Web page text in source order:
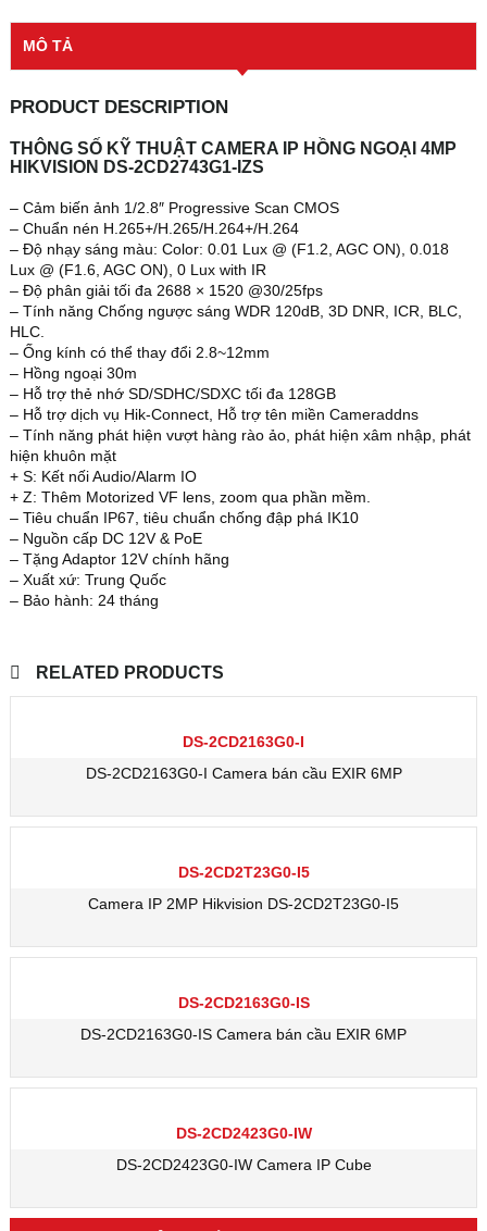
MÔ TẢ
PRODUCT DESCRIPTION
THÔNG SỐ KỸ THUẬT CAMERA IP HỒNG NGOẠI 4MP
HIKVISION DS-2CD2743G1-IZS
– Cảm biến ảnh 1/2.8″ Progressive Scan CMOS
– Chuẩn nén H.265+/H.265/H.264+/H.264
– Độ nhạy sáng màu: Color: 0.01 Lux @ (F1.2, AGC ON), 0.018
Lux @ (F1.6, AGC ON), 0 Lux with IR
– Độ phân giải tối đa 2688 × 1520 @30/25fps
– Tính năng Chống ngược sáng WDR 120dB, 3D DNR, ICR, BLC,
HLC.
– Ống kính có thể thay đổi 2.8~12mm
– Hồng ngoại 30m
– Hỗ trợ thẻ nhớ SD/SDHC/SDXC tối đa 128GB
– Hỗ trợ dịch vụ Hik-Connect, Hỗ trợ tên miền Cameraddns
– Tính năng phát hiện vượt hàng rào ảo, phát hiện xâm nhập, phát
hiện khuôn mặt
+ S: Kết nối Audio/Alarm IO
+ Z: Thêm Motorized VF lens, zoom qua phần mềm.
– Tiêu chuẩn IP67, tiêu chuẩn chống đập phá IK10
– Nguồn cấp DC 12V & PoE
– Tặng Adaptor 12V chính hãng
– Xuất xứ: Trung Quốc
– Bảo hành: 24 tháng
RELATED PRODUCTS
DS-2CD2163G0-I
DS-2CD2163G0-I Camera bán cầu EXIR 6MP
DS-2CD2T23G0-I5
Camera IP 2MP Hikvision DS-2CD2T23G0-I5
DS-2CD2163G0-IS
DS-2CD2163G0-IS Camera bán cầu EXIR 6MP
DS-2CD2423G0-IW
DS-2CD2423G0-IW Camera IP Cube